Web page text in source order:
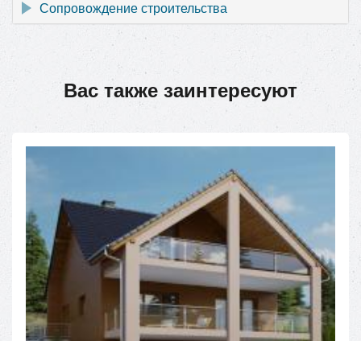
Сопровождение строительства
Вас также заинтересуют